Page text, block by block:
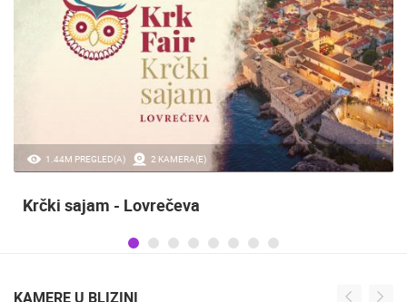
1.44M PREGLED(A) 2 KAMERA(E)
Krčki sajam - Lovrečeva
KAMERE U BLIZINI